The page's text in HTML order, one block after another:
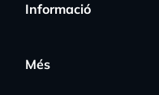
Informació
Més